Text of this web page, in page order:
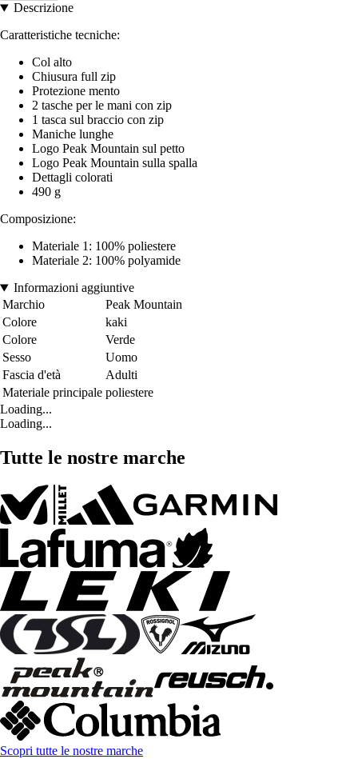
Descrizione
Caratteristiche tecniche:
Col alto
Chiusura full zip
Protezione mento
2 tasche per le mani con zip
1 tasca sul braccio con zip
Maniche lunghe
Logo Peak Mountain sul petto
Logo Peak Mountain sulla spalla
Dettagli colorati
490 g
Composizione:
Materiale 1: 100% poliestere
Materiale 2: 100% polyamide
Informazioni aggiuntive
Marchio
Peak Mountain
Colore
kaki
Colore
Verde
Sesso
Uomo
Fascia d'età
Adulti
Materiale principale poliestere
Loading...
Loading...
Tutte le nostre marche
Scopri tutte le nostre marche